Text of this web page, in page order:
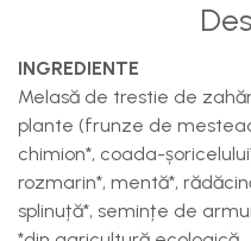
INGREDIENTE
Melasă de trestie de
plante (frunze de
chimion*, coada-
rozmarin*, mentă*,
splinuță*, semințe de